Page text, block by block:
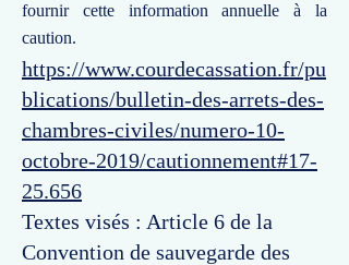
fournir cette information annuelle à la
caution.
https://www.courdecassation.fr/pu
blications/bulletin-des-arrets-des-
chambres-civiles/numero-10-
octobre-2019/cautionnement#17-
25.656
Textes visés : Article 6 de la
Convention de sauvegarde des